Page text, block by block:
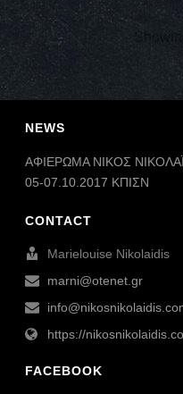
NEWS
ΑΦΙΕΡΩΜΑ ΝΙΚΟΣ
05-07.10.2017 ΚΠΙΣΝ
CONTACT
Marielouise Nikolaidis
marni@otenet.gr
https://
FACEBOOK